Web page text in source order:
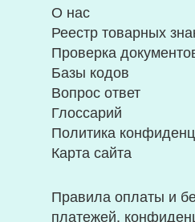
О нас
Реестр товарных
Проверка
Базы кодов
Вопрос ответ
Глоссарий
Политика
Карта сайта
Правила оплаты и
платежей,